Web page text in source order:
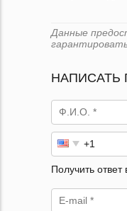
Данные
НАПИСАТЬ
Получить ответ